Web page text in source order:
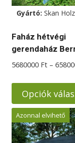
Gyártó: Skan Holz
Faház hétvégi
gerendaház
5680000 Ft –
Opciók
Ennek
a
terméknek
Azonnal elvihető